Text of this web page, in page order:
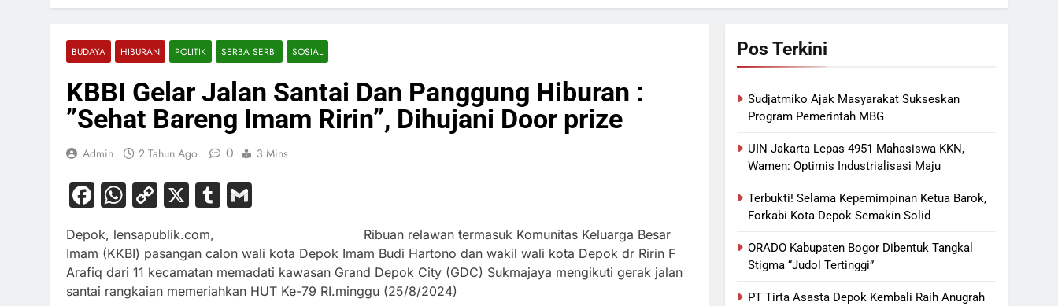
BUDAYA HIBURAN POLITIK SERBA SERBI SOSIAL
KBBI Gelar Jalan Santai Dan Panggung Hiburan :
”Sehat Bareng Imam Ririn”, Dihujani Door prize
Admin 2 Tahun Ago 0 3 Mins
Facebook
WhatsApp
Copy
X Tumblr
Depok, lensapublik.com, Ribuan relawan termasuk Komunitas Keluarga Besar
Imam (KKBI) pasangan calon wali kota Depok Imam Budi Hartono dan wakil wali kota Depok dr Ririn F
Arafiq dari 11 kecamatan memadati kawasan Grand Depok City (GDC) Sukmajaya mengikuti gerak jalan
santai rangkaian memeriahkan HUT Ke-79 RI.minggu (25/8/2024)
Pos Terkini
Sudjatmiko Ajak Masyarakat Sukseskan
Program Pemerintah MBG
UIN Jakarta Lepas 4951 Mahasiswa KKN,
Wamen: Optimis Industrialisasi Maju
Terbukti! Selama Kepemimpinan Ketua Barok,
Forkabi Kota Depok Semakin Solid
ORADO Kabupaten Bogor Dibentuk Tangkal
Stigma “Judol Tertinggi”
PT Tirta Asasta Depok Kembali Raih Anugrah